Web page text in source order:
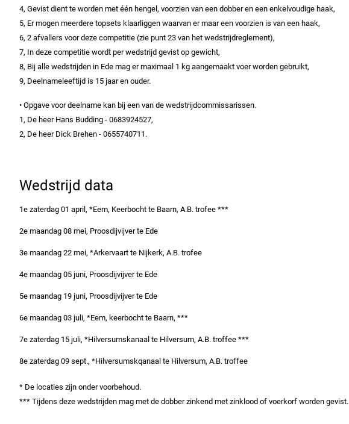
4, Gevist dient te worden met één hengel, voorzien van een dobber en een enkelvoudige haak,
5, Er mogen meerdere topsets klaarliggen waarvan er maar een voorzien is van een haak,
6, 2 afvallers voor deze competitie (zie punt 23 van het wedstrijdreglement),
7, In deze competitie wordt per wedstrijd gevist op gewicht,
8, Bij alle wedstrijden in Ede mag er maximaal 1 kg aangemaakt voer worden gebruikt,
9, Deelnameleeftijd is 15 jaar en ouder.
• Opgave voor deelname kan bij een van de wedstrijdcommissarissen.
1, De heer Hans Budding - 0683924527,
2, De heer Dick Brehen - 0655740711.
Wedstrijd data
1e zaterdag 01 april, *Eem, Keerbocht te Baarn, A.B. trofee ***
2e maandag 08 mei, Proosdijvijver te Ede
3e maandag 22 mei, *Arkervaart te Nijkerk, A.B. trofee
4e maandag 05 juni, Proosdijvijver te Ede
5e maandag 19 juni, Proosdijvijver te Ede
6e maandag 03 juli, *Eem, keerbocht te Baarn, ***
7e zaterdag 15 juli, *Hilversumskanaal te Hilversum, A.B. troffee ***
8e zaterdag 09 sept., *Hilversumskqanaal te Hilversum, A.B. troffee
* De locaties zijn onder voorbehoud.
*** Tijdens deze wedstrijden mag met de dobber zinkend met zinklood of voerkorf worden gevist.